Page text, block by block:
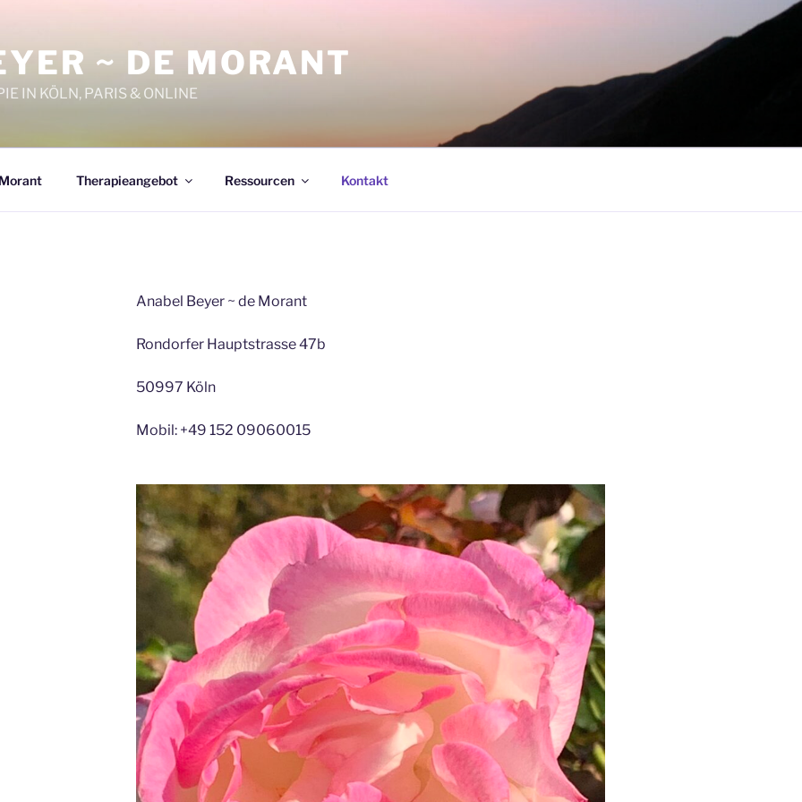
~ DE MORANT
IN KÖLN, PARIS & ONLINE
Therapieangebot Ressourcen Kontakt
Anabel Beyer ~ de Morant
Rondorfer Hauptstrasse 47b
50997 Köln
Mobil: +49 152 09060015